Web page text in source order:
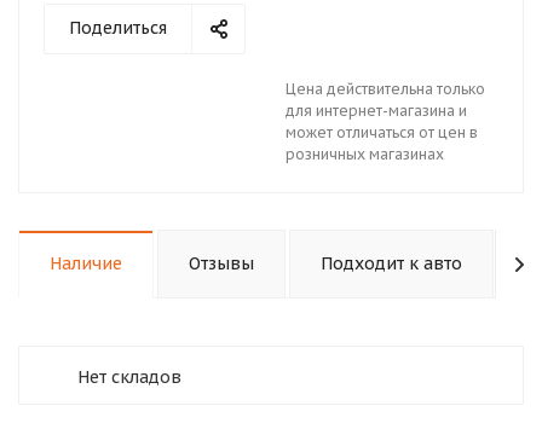
Поделиться
Цена действительна только
для интернет-магазина и
может отличаться от цен в
розничных магазинах
Наличие Отзывы Подходит к авто
Нет складов